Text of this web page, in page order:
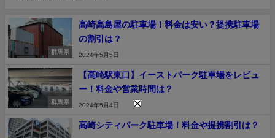
群馬県
高崎高島屋の駐車場！料金は安い？提携駐車場
の割引は？
2024年5月5日
群馬県
【高崎駅東口】イーストパーク駐車場をレビュ
ー！料金や営業時間は？
2024年5月4日
高崎シティパーク駐車場！料金や提携割引は？